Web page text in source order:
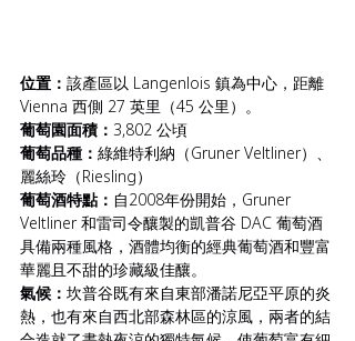
位置： 該產區以 Langenlois 鎮為中心，距離
Vienna 西側 27 英里（45 公里）。
葡萄園面積： 3,802 公頃
葡萄品種： 綠維特利納（Gruner Veltliner）、
麗絲玲（Riesling）
葡萄酒特點： 自2008年份開始，Gruner
Veltliner 和雷司令釀製的凱普谷 DAC 葡萄酒
具備兩種風格，酒體均衡的經典葡萄酒和豐富
華麗且不甜的珍藏級佳釀。
氣候： 坎普谷既有來自東部潘諾尼亞平原的炎
熱，也有來自西北部森林區的涼風，兩者的結